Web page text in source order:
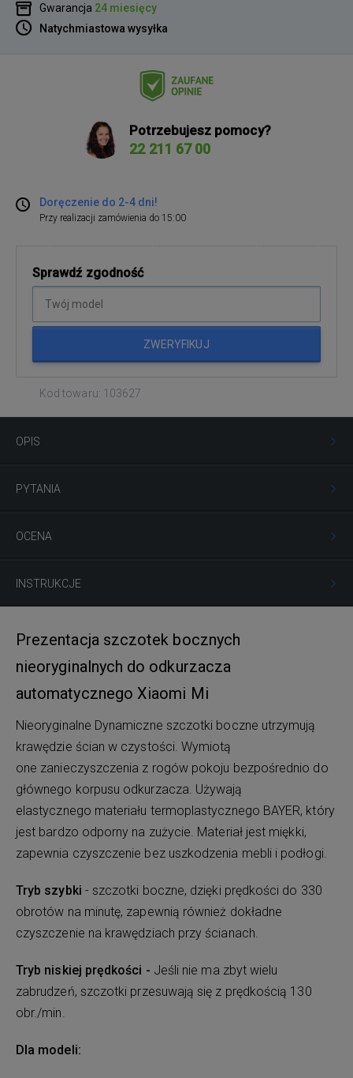
Gwarancja 24 miesięcy
Natychmiastowa wysyłka
Potrzebujesz pomocy?
22 211 67 00
Doręczenie do 2-4 dni!
Przy realizacji zamówienia do 15:00
Sprawdź zgodność
ZWERYFIKUJ
Kod towaru: 103627
OPIS
PYTANIA
OCENA
INSTRUKCJE
Prezentacja szczotek bocznych
nieoryginalnych do odkurzacza
automatycznego Xiaomi Mi
Nieoryginalne Dynamiczne szczotki boczne utrzymują
krawędzie ścian w czystości. Wymiotą
one zanieczyszczenia z rogów pokoju bezpośrednio do
głównego korpusu odkurzacza. Używają
elastycznego materiału termoplastycznego BAYER, który
jest bardzo odporny na zużycie. Materiał jest miękki,
zapewnia czyszczenie bez uszkodzenia mebli i podłogi.
Tryb szybki - szczotki boczne, dzięki prędkości do 330
obrotów na minutę, zapewnią również dokładne
czyszczenie na krawędziach przy ścianach.
Tryb niskiej prędkości - Jeśli nie ma zbyt wielu
zabrudzeń, szczotki przesuwają się z prędkością 130
obr./min.
Dla modeli: